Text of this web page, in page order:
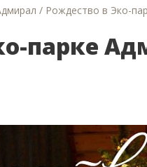
/ Рождество в Эко-
парке